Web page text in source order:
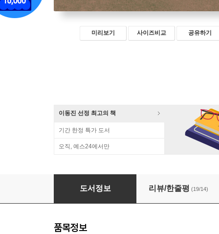
미리보기 사이즈비교 공유하기
이동진 선정 최고의 책
기간 한정 특가 도서
오직, 예스24에서만
단단한 마음, 깊은 말, 바이블 대화법
도서정보 리뷰/한줄평 (19/14)
품목정보